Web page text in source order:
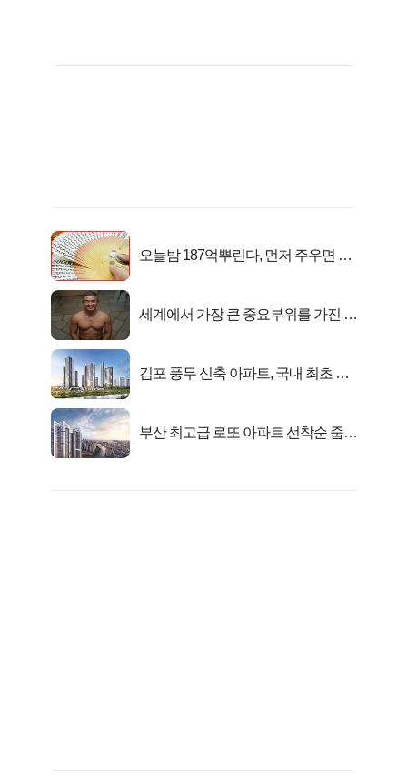
오늘밤 187억뿌린다, 먼저 주우면 최
세계에서 가장 큰 중요부위를 가진 남
김포 풍무 신축 아파트, 국내 최초 반
부산 최고급 로또 아파트 선착순 줍줍